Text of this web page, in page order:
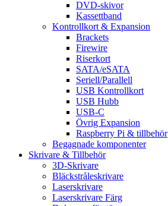
DVD-skivor
Kassettband
Kontrollkort & Expansion
Brackets
Firewire
Riserkort
SATA/eSATA
Seriell/Parallell
USB Kontrollkort
USB Hubb
USB-C
Övrig Expansion
Raspberry Pi & tillbehör
Begagnade komponenter
Skrivare & Tillbehör
3D-Skrivare
Bläckstråleskrivare
Laserskrivare
Laserskrivare Färg